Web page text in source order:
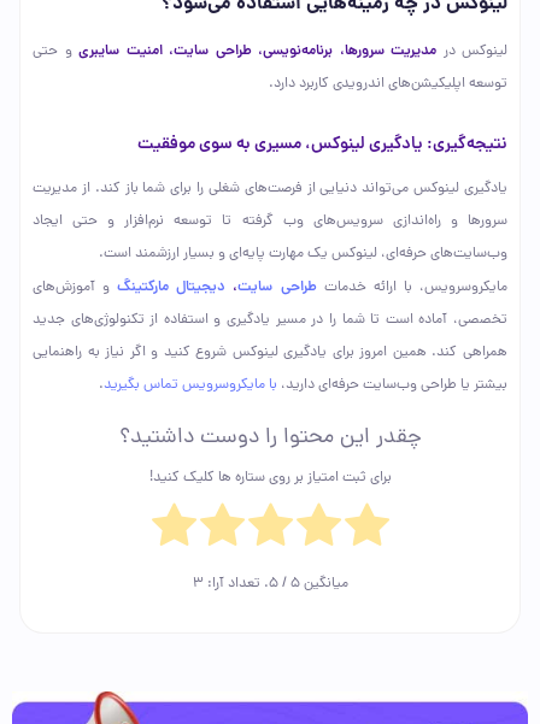
لینوکس در مدیریت سرورها، برنامه‌نویسی، طراحی سایت، امنیت سایبری و حتی
توسعه اپلیکیشن‌های اندرویدی کاربرد دارد.
نتیجه‌گیری: یادگیری لینوکس، مسیری به سوی موفقیت
یادگیری لینوکس می‌تواند دنیایی از فرصت‌های شغلی را برای شما باز کند. از مدیریت
سرورها و راه‌اندازی سرویس‌های وب گرفته تا توسعه نرم‌افزار و حتی ایجاد
وب‌سایت‌های حرفه‌ای، لینوکس یک مهارت پایه‌ای و بسیار ارزشمند است.
مایکروسرویس، با ارائه خدماتطراحی سایت، دیجیتال مارکتینگو آموزش‌های
تخصصی، آماده است تا شما را در مسیر یادگیری و استفاده از تکنولوژی‌های جدید
همراهی کند. همین امروز برای یادگیری لینوکس شروع کنید و اگر نیاز به راهنمایی
بیشتر یا طراحی وب‌سایت حرفه‌ای دارید، با مایکروسرویس تماس بگیرید.
چقدر این محتوا را دوست داشتید؟
برای ثبت امتیاز بر روی ستاره ها کلیک کنید!
میانگین5/ 5. تعداد آرا: 3